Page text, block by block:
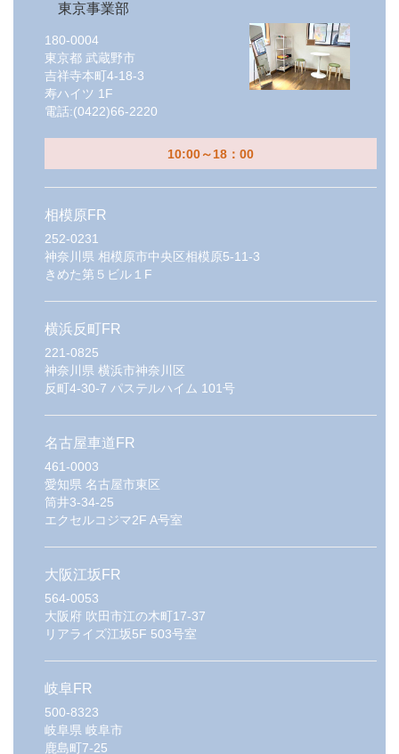
東京事業部
180-0004
東京都 武蔵野市
吉祥寺本町4-18-3
寿ハイツ 1F
電話:(0422)66-2220
10:00～18：00
相模原FR
252-0231
神奈川県 相模原市中央区相模原5-11-3
きめた第５ビル１F
横浜反町FR
221-0825
神奈川県 横浜市神奈川区
反町4-30-7 パステルハイム 101号
名古屋車道FR
461-0003
愛知県 名古屋市東区
筒井3-34-25
エクセルコジマ2F A号室
大阪江坂FR
564-0053
大阪府 吹田市江の木町17-37
リアライズ江坂5F 503号室
岐阜FR
500-8323
岐阜県 岐阜市
鹿島町7-25